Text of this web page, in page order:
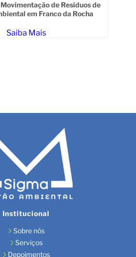
de Resíduos de
em Franco da Rocha
Saiba Mais
Institucional
Sobre nós
Serviços
Depoimentos